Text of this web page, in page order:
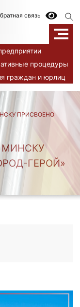
связь
процедуры
граждан и юрлиц
ПРИСВОЕНО
МИНСКУ
ГЕРОЙ»